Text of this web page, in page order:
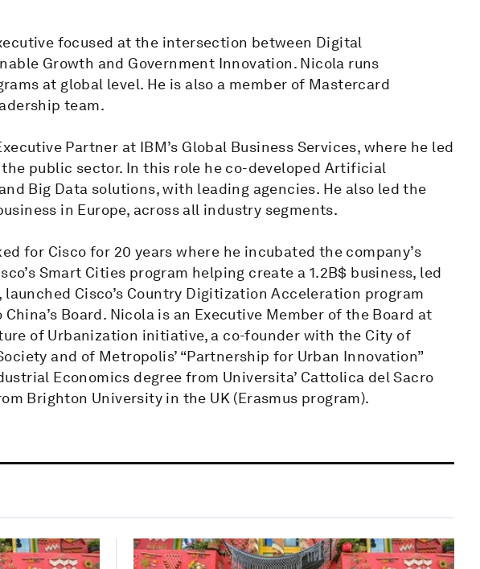
focused at the intersection between Digital
Growth and Government Innovation. Nicola runs
at global level. He is also a member of Mastercard
team.
Partner at IBM’s Global Business Services, where he led
public sector. In this role he co-developed Artificial
Big Data solutions, with leading agencies. He also led the
in Europe, across all industry segments.
for Cisco for 20 years where he incubated the company’s
Smart Cities program helping create a 1.2B$ business, led
Cisco’s Country Digitization Acceleration program
Board. Nicola is an Executive Member of the Board at
of Urbanization initiative, a co-founder with the City of
and of Metropolis’ “Partnership for Urban Innovation”
Economics degree from Universita’ Cattolica del Sacro
Brighton University in the UK (Erasmus program).